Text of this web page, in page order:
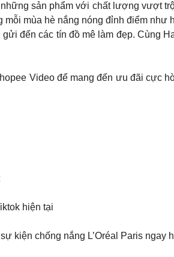
sản phẩm với chất lượng vượt
mùa hè nắng nóng đỉnh điểm như
đến các tín đồ mê làm đẹp. Cùng
Video để mang đến ưu đãi cực
hiện tại
kiện chống nắng L’Oréal Paris ngay